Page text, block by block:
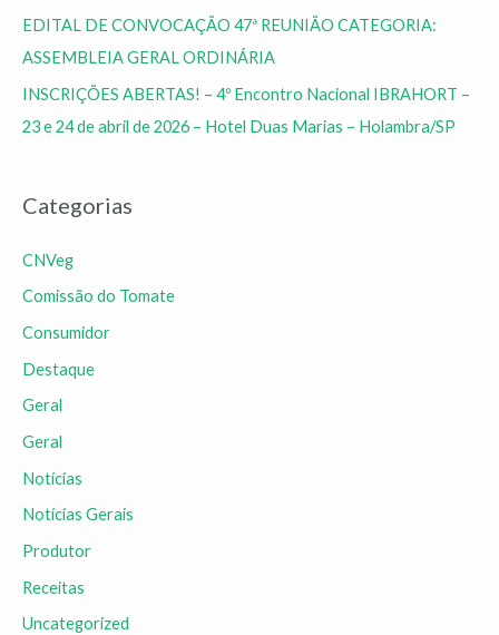
EDITAL DE CONVOCAÇÃO 47ª REUNIÃO CATEGORIA:
ASSEMBLEIA GERAL ORDINÁRIA
INSCRIÇÕES ABERTAS! – 4º Encontro Nacional IBRAHORT –
23 e 24 de abril de 2026 – Hotel Duas Marias – Holambra/SP
Categorias
CNVeg
Comissão do Tomate
Consumidor
Destaque
Geral
Geral
Notícias
Notícias Gerais
Produtor
Receitas
Uncategorized